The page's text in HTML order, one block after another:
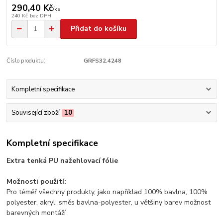
290,40 Kč/ks
240 Kč bez DPH
Přidat do košíku
Číslo produktu: GRFS32.4248
Kompletní specifikace
Související zboží 10
Kompletní specifikace
Extra tenká PU nažehlovací fólie
Možnosti použití:
Pro téměř všechny produkty, jako například 100% bavlna, 100%
polyester, akryl, směs bavlna-polyester, u většiny barev možnost
barevných montáží